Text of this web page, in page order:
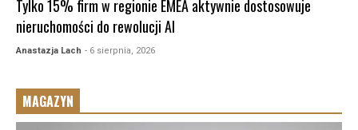
Tylko 15% firm w regionie EMEA aktywnie dostosowuje
nieruchomości do rewolucji AI
Anastazja Lach - 6 sierpnia, 2026
MAGAZYN